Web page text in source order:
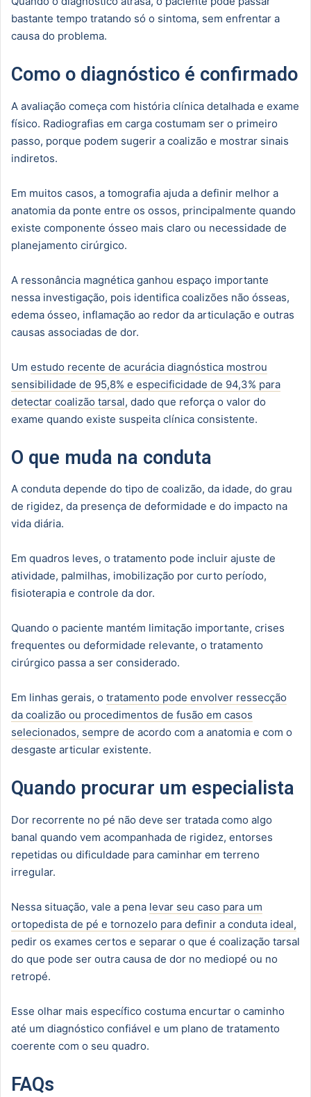
bastante tempo tratando só o sintoma, sem enfrentar a
causa do problema.
Como o diagnóstico é confirmado
A avaliação começa com história clínica detalhada e exame
físico. Radiografias em carga costumam ser o primeiro
passo, porque podem sugerir a coalizão e mostrar sinais
indiretos.
Em muitos casos, a tomografia ajuda a definir melhor a
anatomia da ponte entre os ossos, principalmente quando
existe componente ósseo mais claro ou necessidade de
planejamento cirúrgico.
A ressonância magnética ganhou espaço importante
nessa investigação, pois identifica coalizões não ósseas,
edema ósseo, inflamação ao redor da articulação e outras
causas associadas de dor.
Um estudo recente de acurácia diagnóstica mostrou
sensibilidade de 95,8% e especificidade de 94,3% para
detectar coalizão tarsal, dado que reforça o valor do
exame quando existe suspeita clínica consistente.
O que muda na conduta
A conduta depende do tipo de coalizão, da idade, do grau
de rigidez, da presença de deformidade e do impacto na
vida diária.
Em quadros leves, o tratamento pode incluir ajuste de
atividade, palmilhas, imobilização por curto período,
fisioterapia e controle da dor.
Quando o paciente mantém limitação importante, crises
frequentes ou deformidade relevante, o tratamento
cirúrgico passa a ser considerado.
Em linhas gerais, o tratamento pode envolver ressecção
da coalizão ou procedimentos de fusão em casos
selecionados, sempre de acordo com a anatomia e com o
desgaste articular existente.
Quando procurar um especialista
Dor recorrente no pé não deve ser tratada como algo
banal quando vem acompanhada de rigidez, entorses
repetidas ou dificuldade para caminhar em terreno
irregular.
Nessa situação, vale a pena levar seu caso para um
ortopedista de pé e tornozelo para definir a conduta ideal,
pedir os exames certos e separar o que é coalização tarsal
do que pode ser outra causa de dor no mediopé ou no
retropé.
Esse olhar mais específico costuma encurtar o caminho
até um diagnóstico confiável e um plano de tratamento
coerente com o seu quadro.
FAQs